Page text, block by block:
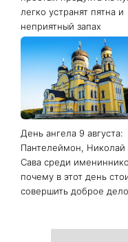
легко устранят пятна и
неприятный запах
День ангела 9 августа:
Пантелеймон, Николай
Сава среди
почему в этот день
совершить доброе дело